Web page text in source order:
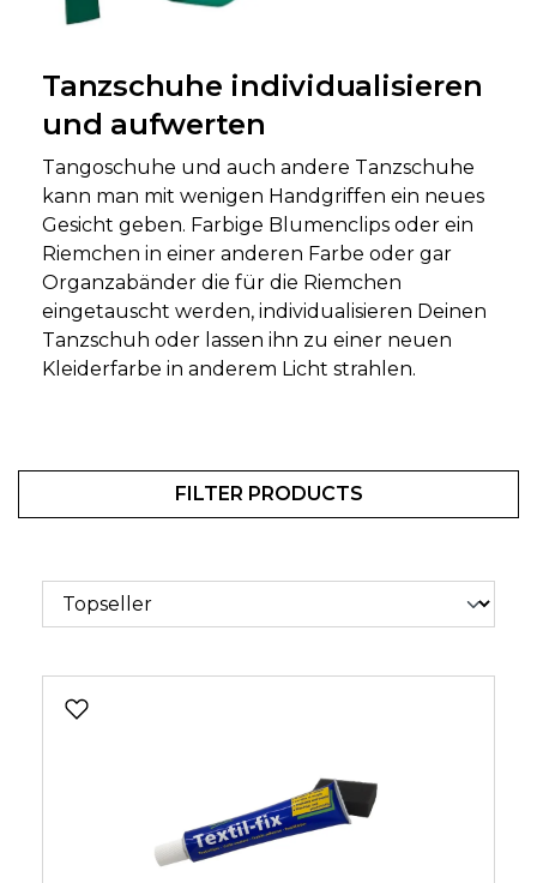
Tanzschuhe individualisieren
und aufwerten
Tangoschuhe und auch andere Tanzschuhe
kann man mit wenigen Handgriffen ein neues
Gesicht geben. Farbige Blumenclips oder ein
Riemchen in einer anderen Farbe oder gar
Organzabänder die für die Riemchen
eingetauscht werden, individualisieren Deinen
Tanzschuh oder lassen ihn zu einer neuen
Kleiderfarbe in anderem Licht strahlen.
FILTER PRODUCTS